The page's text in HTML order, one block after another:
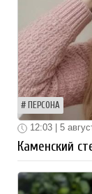
ПЕРСОНА
12:03 | 5
Каменский